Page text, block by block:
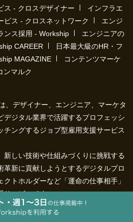
ス - クロスデザイナー
インフラエ
ビス - クロスネットワーク
エンジ
ンス採用 - Workship
エンジニアの
CAREER
日本最大級のHR・フ
MAGAZINE
コンテンツマーケ
ンマルク
、デザイナー、エンジニア、マーケタ
デジタル業界で活躍するプロフェッシ
チングするジョブ型雇用支援サービス
新しい技術や仕組みづくりに挑戦する
革新に貢献しようとするデジタルプロ
トホルダーなど「運命の仕事相手」
サービスです。